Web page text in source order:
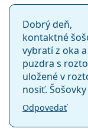
Dobrý deň,
kontaktné
vybratí z oka
puzdra s
uložené v
nosiť.
Odpovedať